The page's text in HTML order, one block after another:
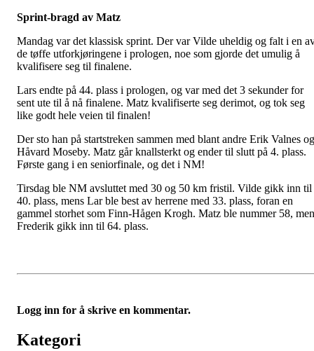
Sprint-bragd av Matz
Mandag var det klassisk sprint. Der var Vilde uheldig og falt i en
de tøffe utforkjøringene i prologen, noe som gjorde det umulig å
kvalifisere seg til finalene.
Lars endte på 44. plass i prologen, og var med det 3 sekunder for
sent ute til å nå finalene. Matz kvalifiserte seg derimot, og tok seg
like godt hele veien til finalen!
Der sto han på startstreken sammen med blant andre Erik Valnes og
Håvard Moseby. Matz går knallsterkt og ender til slutt på 4. plass.
Første gang i en seniorfinale, og det i NM!
Tirsdag ble NM avsluttet med 30 og 50 km fristil. Vilde gikk inn til
40. plass, mens Lar ble best av herrene med 33. plass, foran en
gammel storhet som Finn-Hågen Krogh. Matz ble nummer 58,
Frederik gikk inn til 64. plass.
Logg inn for å skrive en kommentar.
Kategori